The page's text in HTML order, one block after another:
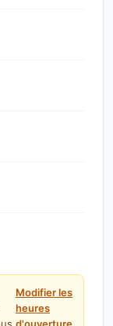
Modifier les
heures